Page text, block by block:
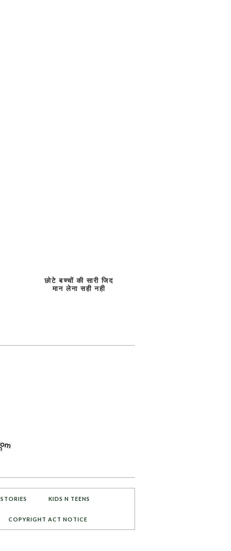
छोटे बच्चों की सारी जिद
मान लेना सही नही
STORIES KIDS N TEENS
COPYRIGHT ACT NOTICE